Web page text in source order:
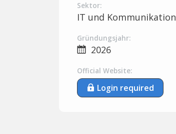
Sektor:
IT und Kommunikation
Gründungsjahr:
2026
Official Website:
Login required